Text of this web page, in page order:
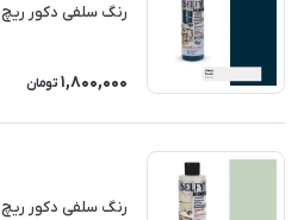
رنگ سلفی دکور ریچ 838
1,800,000 تومان
رنگ سلفی دکور ریچ 840